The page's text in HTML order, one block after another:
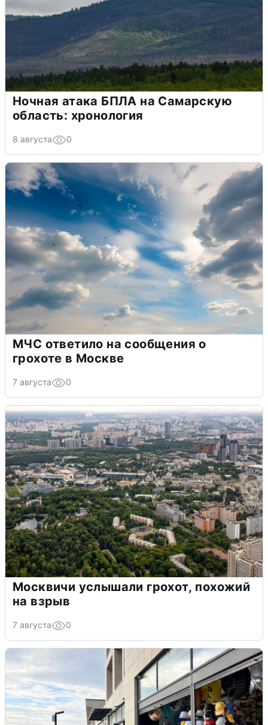
Ночная атака БПЛА на Самарскую
область: хронология
8 августа 0
МЧС ответило на сообщения о
грохоте в Москве
7 августа 0
Москвичи услышали грохот, похожий
на взрыв
7 августа 0